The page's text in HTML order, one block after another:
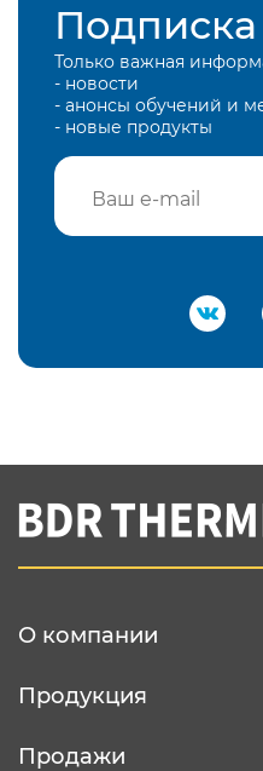
Подписка
Только важная
- новости
- анонсы обучений и
- новые продукты
Подтвердить e-mail
Вы соглашаетесь с
конфеденциальности
О компании
Продукция
Продажи